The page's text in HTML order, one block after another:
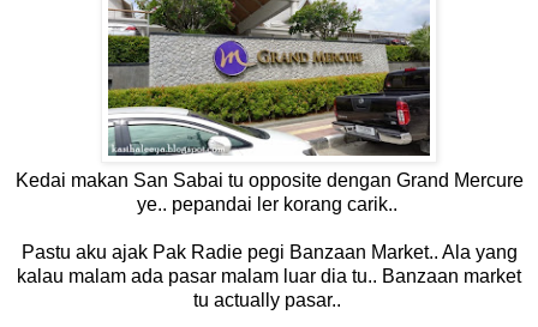
Kedai makan San Sabai tu opposite dengan Grand Mercure
ye.. pepandai ler korang carik..
Pastu aku ajak Pak Radie pegi Banzaan Market.. Ala yang
kalau malam ada pasar malam luar dia tu.. Banzaan market
tu actually pasar..